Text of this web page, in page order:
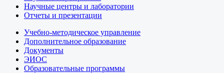
Научные центры и лаборатории
Отчеты и презентации
Учебно-методическое управление
Дополнительное образование
Документы
ЭИОС
Образовательные программы